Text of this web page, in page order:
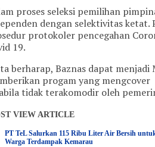
proses seleksi pemilihan
dengan selektivitas ketat.
protokoler pencegahan
19.
berharap, Baznas dapat
progam yang
tidak terakomodir oleh
VIEW ARTICLE
PT TeL Salurkan 115 Ribu Liter Air Bersih
Warga Terdampak Kemarau